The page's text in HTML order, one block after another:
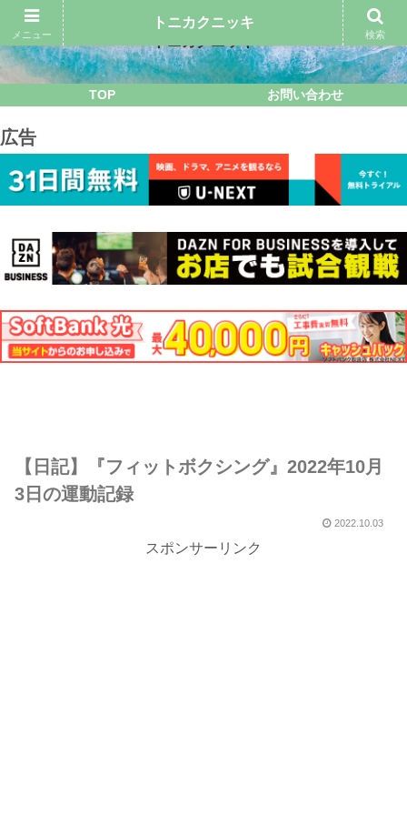
TOP お問い合わせ
広告
【日記】『フィットボクシング』2022年10月
3日の運動記録
2022.10.03
スポンサーリンク
メニュー
トニカクニッキ
検索